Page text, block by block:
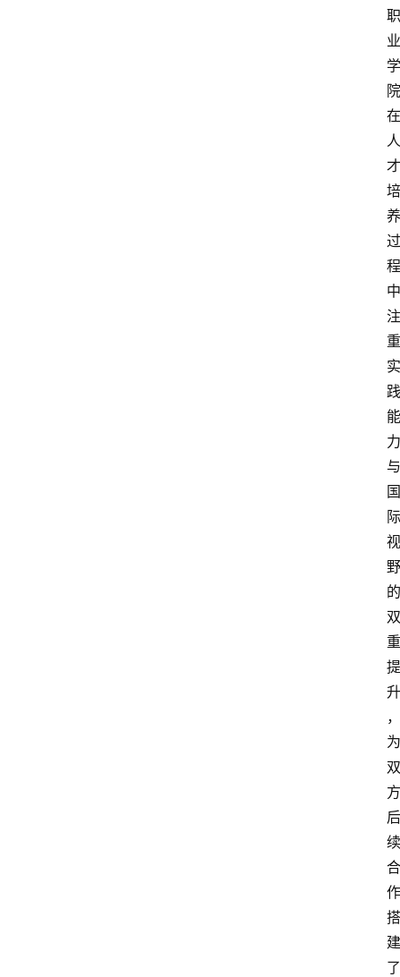
职
业
学
院
在
人
才
培
养
过
程
中
注
重
实
践
能
力
与
国
际
视
野
的
双
重
提
升
，
为
双
方
后
续
合
作
搭
建
了